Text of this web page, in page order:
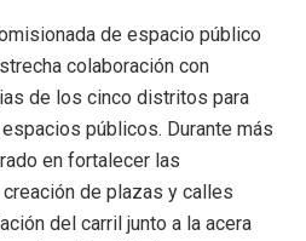
de espacio público
colaboración con
de los cinco distritos para
públicos. Durante más
en fortalecer las
de plazas y calles
del carril junto a la acera